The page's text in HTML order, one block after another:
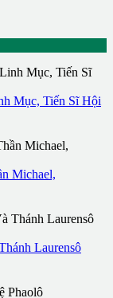
Mục, Tiến Sĩ Hội
Michael,
Laurensô